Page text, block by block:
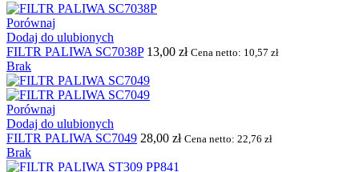
Porównaj
Dodaj do ulubionych
FILTR PALIWA SC7038P 13,00 zł Cena netto: 10,57 zł
Brak
Porównaj
Dodaj do ulubionych
FILTR PALIWA SC7049 28,00 zł Cena netto: 22,76 zł
Brak